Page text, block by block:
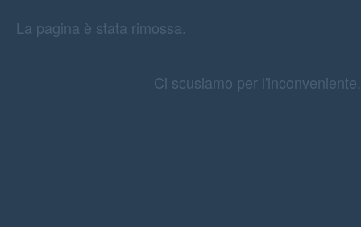
La pagina è stata rimossa.
Ci scusiamo per l'inconveniente.